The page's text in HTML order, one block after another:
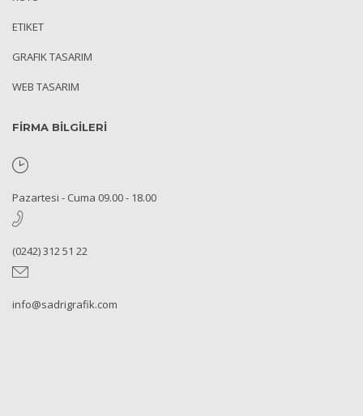
ETIKET
GRAFIK TASARIM
WEB TASARIM
FİRMA BİLGİLERİ
Pazartesi - Cuma 09.00 - 18.00
(0242) 312 51 22
info@sadrigrafik.com